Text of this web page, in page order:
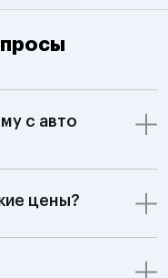
с авто
цены?